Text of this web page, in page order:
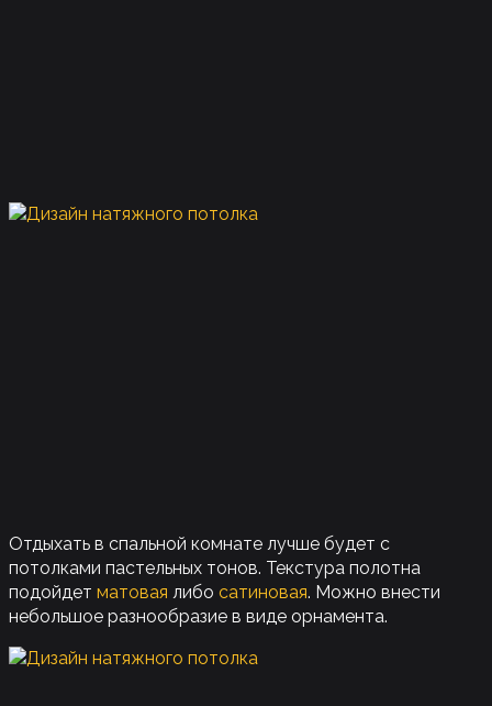
Отдыхать в спальной комнате лучше будет с
потолками пастельных тонов. Текстура полотна
подойдет матовая либо сатиновая. Можно внести
небольшое разнообразие в виде орнамента.